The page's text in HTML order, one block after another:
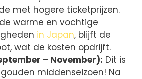
met hogere ticketprijzen.
warme en vochtige
in Japan, blijft de
wat de kosten opdrijft.
– November): Dit is
middenseizoen! Na